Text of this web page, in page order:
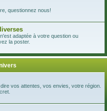
questionnez nous!
adaptée à votre question ou
la poster.
vos attentes, vos envies, votre région.